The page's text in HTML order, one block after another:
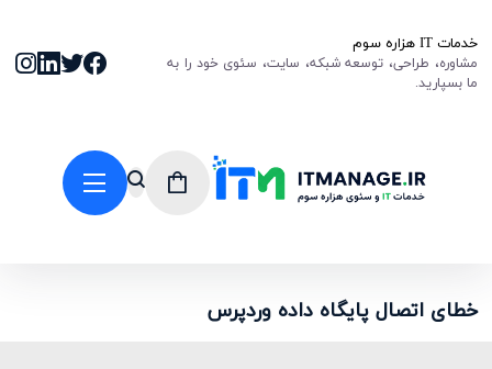
خدمات IT هزاره سوم
مشاوره، طراحی، توسعه شبکه، سایت، سئوی خود را به
ما بسپارید.
خطای اتصال پایگاه داده وردپرس